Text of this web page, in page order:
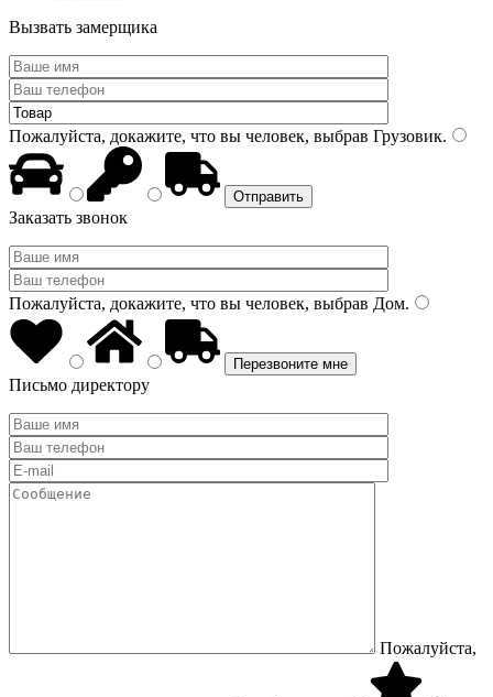
Вызвать замерщика
Пожалуйста, докажите, что вы человек, выбрав Грузовик.
Заказать звонок
Пожалуйста, докажите, что вы человек, выбрав Дом.
Письмо директору
Пожалуйста,